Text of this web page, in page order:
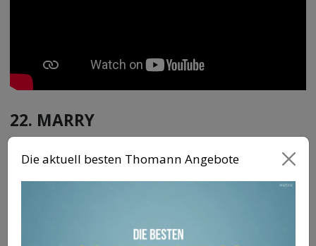
22. MARRY
Schlagersängerin, die unter dem Namen
„Münchner Freiheit“ coverte und damit einen
Die aktuell besten Thomann Angebote